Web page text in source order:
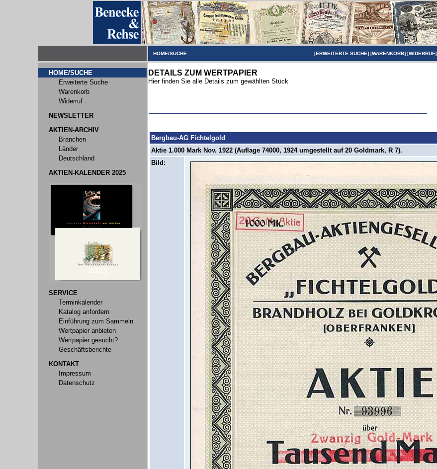
HOME/SUCHE [ERWEITERTE SUCHE] [WARENKORB] [WIDERRUF]
HOME/SUCHE
Erweiterte Suche
Warenkorb
Widerruf
NEWSLETTER
AKTIEN-ARCHIV
Branchen
Länder
Deutschland
AKTIEN-KALENDER 2025
SERVICE
Terminkalender
Katalog anfordern
Einführung zum Sammeln
Wertpapier anbieten
Wertpapier gesucht?
Geschäftsberichte
KONTAKT
Impressum
Datenschutz
DETAILS ZUM WERTPAPIER
Hier finden Sie alle Details zum gewählten Stück
Bergbau-AG Fichtelgold
Aktie 1.000 Mark Nov. 1922 (Auflage 74000, 1924 umgestellt auf 20 Goldmark, R 7).
Bild: